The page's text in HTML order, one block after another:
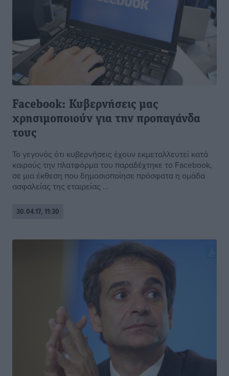
Facebook: Κυβερνήσεις μας
χρησιμοποιούν για την προπαγάνδα
τους
Το γεγονός ότι κυβερνήσεις έχουν εκμεταλλευτεί κατά
καιρούς την πλατφόρμα του παραδέχτηκε το Facebook,
σε μια έκθεση που δημοσιοποίησε πρόσφατα η ομάδα
ασφαλείας της εταιρείας ...
30.04.17, 11:30